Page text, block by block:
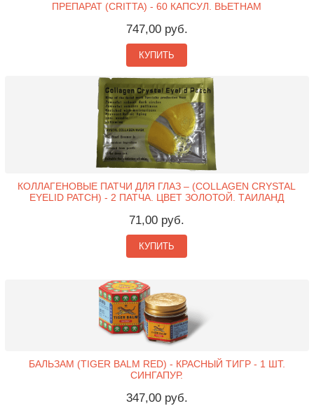
ПРЕПАРАТ (CRITTA) - 60 КАПСУЛ. ВЬЕТНАМ
747,00 руб.
КУПИТЬ
КОЛЛАГЕНОВЫЕ ПАТЧИ ДЛЯ ГЛАЗ – (COLLAGEN CRYSTAL
EYELID PATCH) - 2 ПАТЧА. ЦВЕТ ЗОЛОТОЙ. ТАИЛАНД
71,00 руб.
КУПИТЬ
БАЛЬЗАМ (TIGER BALM RED) - КРАСНЫЙ ТИГР - 1 ШТ.
СИНГАПУР.
347,00 руб.